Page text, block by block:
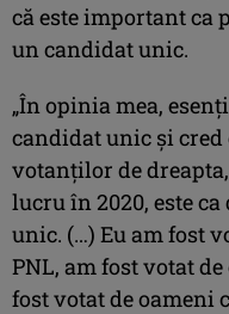
că este important ca
un candidat unic.
„În opinia mea,
candidat unic şi
votanţilor de
lucru în 2020, este
unic. (…) Eu am fost
PNL, am fost votat
fost votat de oameni